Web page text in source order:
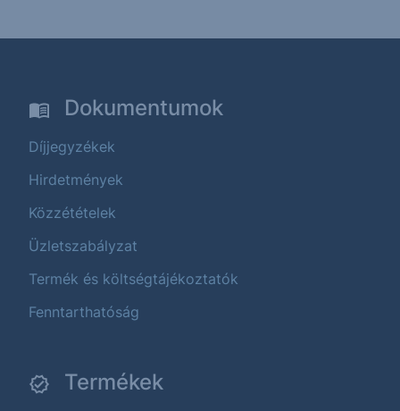
Dokumentumok
Díjjegyzékek
Hirdetmények
Közzétételek
Üzletszabályzat
Termék és költségtájékoztatók
Fenntarthatóság
Termékek